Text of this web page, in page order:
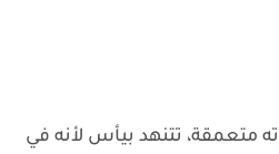
متعمقة، تتنهد بيأس لأنه في